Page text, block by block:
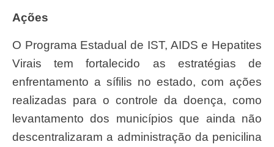
Ações
O Programa Estadual de IST, AIDS e Hepatites
Virais tem fortalecido as estratégias de
enfrentamento a sífilis no estado, com ações
realizadas para o controle da doença, como
levantamento dos municípios que ainda não
descentralizaram a administração da penicilina